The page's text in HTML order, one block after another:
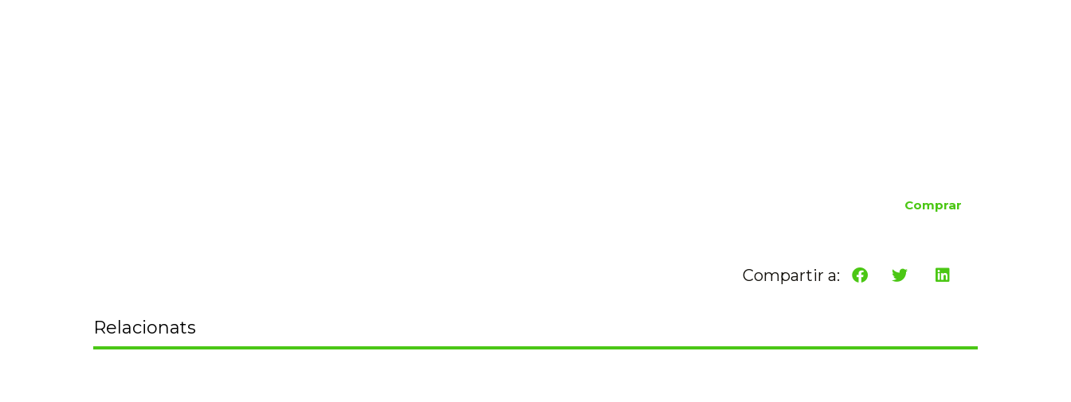
Comprar
Compartir a:
Relacionats